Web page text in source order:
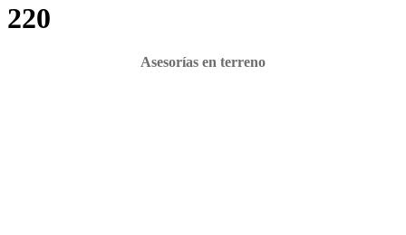
220
Asesorías en terreno